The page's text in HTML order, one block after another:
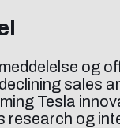
og
sales
Tesla
research og